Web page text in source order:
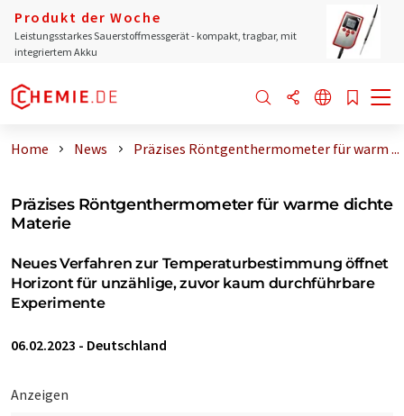
Produkt der Woche
Leistungsstarkes Sauerstoffmessgerät - kompakt, tragbar, mit
integriertem Akku
Home News Präzises Röntgenthermometer für warm ...
Präzises Röntgenthermometer für warme dichte
Materie
Neues Verfahren zur Temperaturbestimmung öffnet
Horizont für unzählige, zuvor kaum durchführbare
Experimente
06.02.2023 - Deutschland
Anzeigen